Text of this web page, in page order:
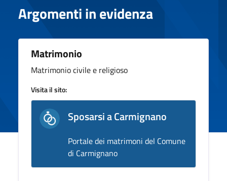
Argomenti in evidenza
Matrimonio
Matrimonio civile e religioso
Visita il sito:
Sposarsi a Carmignano
Portale dei matrimoni del Comune
di Carmignano